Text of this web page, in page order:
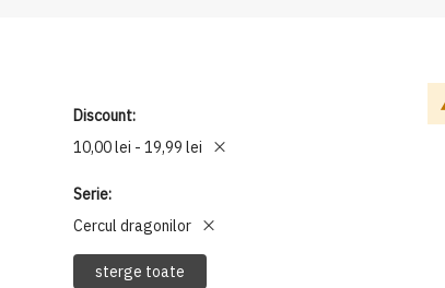
Discount
10,00 lei - 19,99 lei
Serie
Cercul dragonilor
sterge toate